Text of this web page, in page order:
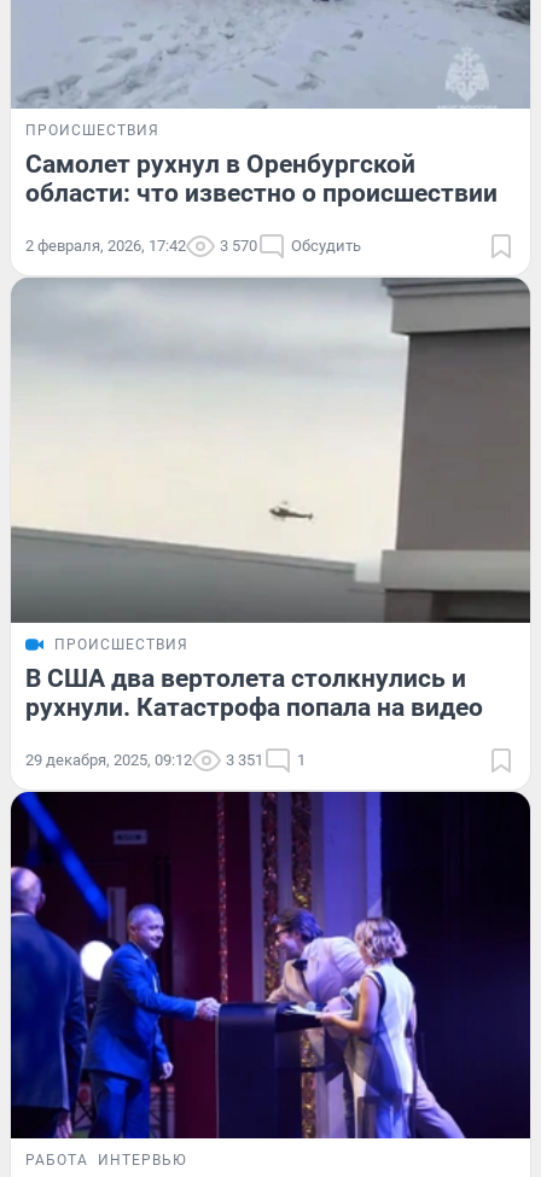
ПРОИСШЕСТВИЯ
Самолет рухнул в Оренбургской
области: что известно о происшествии
2 февраля, 2026, 17:42 3 570 Обсудить
ПРОИСШЕСТВИЯ
В США два вертолета столкнулись и
рухнули. Катастрофа попала на видео
29 декабря, 2025, 09:12 3 351 1
РАБОТА ИНТЕРВЬЮ